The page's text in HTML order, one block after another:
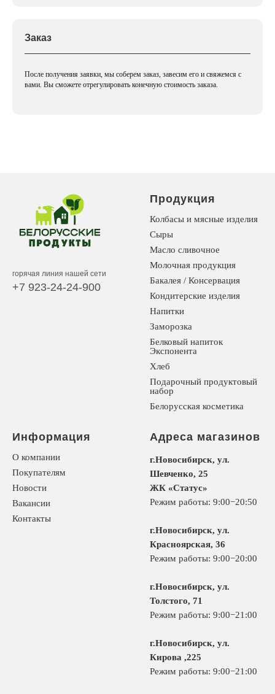
Заказ
После получения заявки, мы соберем заказ, завесим его и свяжемся с
вами. Вы сможете отрегулировать конечную стоимость заказа.
горячая линия нашей сети
+7 923-24-24-900
Продукция
Колбасы и мясные изделия
Сыры
Масло сливочное
Молочная продукция
Бакалея / Консервация
Кондитерские изделия
Напитки
Заморозка
Белковый напиток
Экспонента
Хлеб
Подарочный продуктовый
набор
Белорусская косметика
Информация
О компании
Покупателям
Новости
Вакансии
Контакты
Адреса магазинов
г.Новосибирск, ул.
Шевченко, 25
ЖК «Статус»
Режим работы: 9:00−20:50
г.Новосибирск, ул.
Красноярская, 36
Режим работы: 9:00−20:00
г.Новосибирск, ул.
Толстого, 71
Режим работы: 9:00−21:00
г.Новосибирск, ул.
Кирова ,225
Режим работы: 9:00−21:00